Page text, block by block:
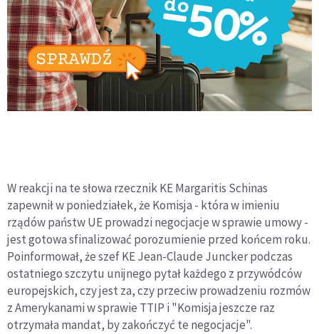
W reakcji na te słowa rzecznik KE Margaritis Schinas
zapewnił w poniedziałek, że Komisja - która w imieniu
rządów państw UE prowadzi negocjacje w sprawie umowy -
jest gotowa sfinalizować porozumienie przed końcem roku.
Poinformował, że szef KE Jean-Claude Juncker podczas
ostatniego szczytu unijnego pytał każdego z przywódców
europejskich, czy jest za, czy przeciw prowadzeniu rozmów
z Amerykanami w sprawie TTIP i "Komisja jeszcze raz
otrzymała mandat, by zakończyć te negocjacje".